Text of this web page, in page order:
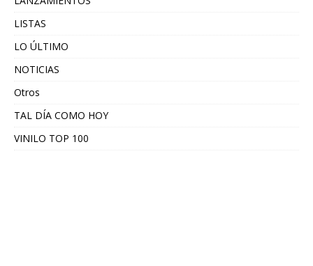
LISTAS
LO ÚLTIMO
NOTICIAS
Otros
TAL DÍA COMO HOY
VINILO TOP 100